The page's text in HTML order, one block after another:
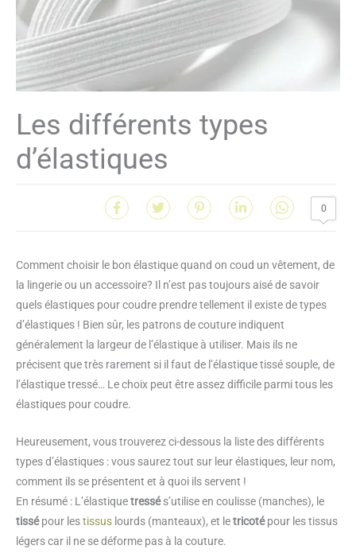
Les différents types
d’élastiques
0
Comment choisir le bon élastique quand on coud un vêtement, de
la lingerie ou un accessoire? Il n’est pas toujours aisé de savoir
quels élastiques pour coudre prendre tellement il existe de types
d’élastiques ! Bien sûr, les patrons de couture indiquent
généralement la largeur de l’élastique à utiliser. Mais ils ne
précisent que très rarement si il faut de l’élastique tissé souple, de
l’élastique tressé… Le choix peut être assez difficile parmi tous les
élastiques pour coudre.
Heureusement, vous trouverez ci-dessous la liste des différents
types d’élastiques : vous saurez tout sur leur élastiques, leur nom,
comment ils se présentent et à quoi ils servent !
En résumé : L’élastiquetressés’utilise en coulisse (manches), le
tissépour lestissus lourds (manteaux), et letricotépour les tissus
légers car il ne se déforme pas à la couture.